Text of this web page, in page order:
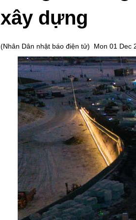
xây dựng
(Nhân Dân nhật báo điện tử) Mon 01 Dec